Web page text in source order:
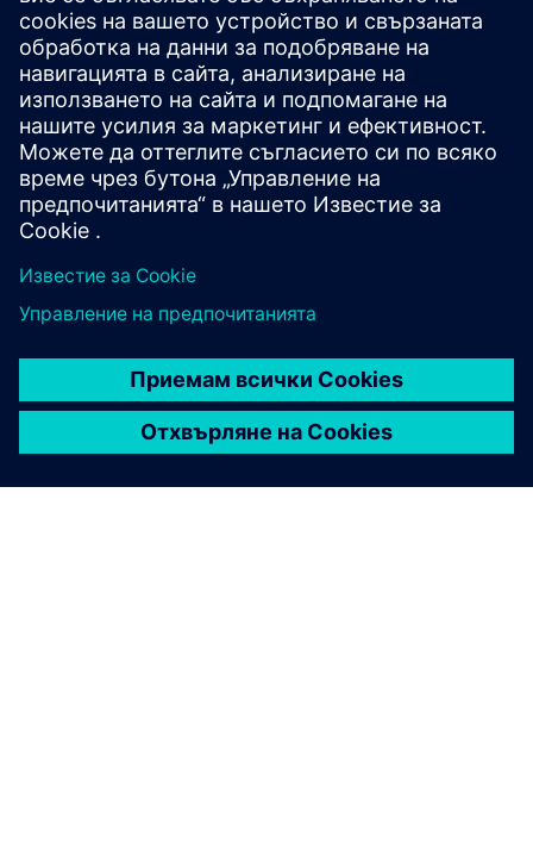
Генерален мениджър за продукти за Electrification и
автоматизация
Франки се присъедини към
Сесия на панела за мрежа
(дистрибуция), където той обсъди Доставчик на
разпределени мрежови услугимодернизация на
изпълнението и планирането.
ЛинкДин